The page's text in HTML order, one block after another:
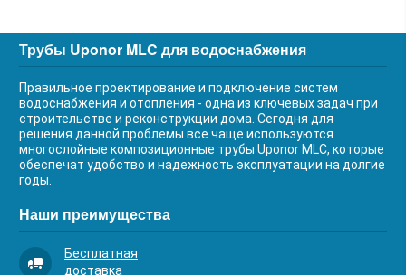
Трубы Uponor MLC для водоснабжения
Правильное проектирование и подключение систем
водоснабжения и отопления - одна из ключевых задач при
строительстве и реконструкции дома. Сегодня для
решения данной проблемы все чаще используются
многослойные композиционные трубы Uponor MLC, которые
обеспечат удобство и надежность эксплуатации на долгие
годы.
Наши преимущества
Бесплатная
доставка